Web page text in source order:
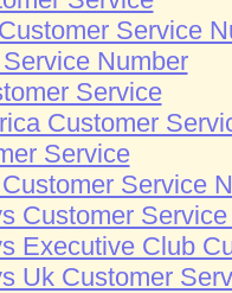
Service
Number
Service
Customer
Service
Service
Customer
Executive Club
Uk Customer